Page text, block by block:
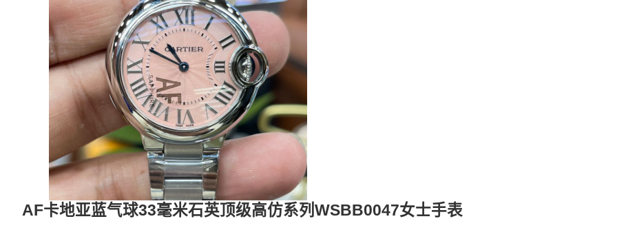
AF卡地亚蓝气球33毫米石英顶级高仿系列WSBB0047女士手表